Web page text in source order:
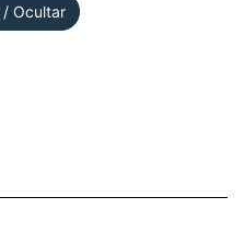
/ Ocultar